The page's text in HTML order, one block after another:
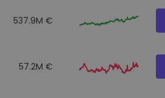
537.9M €
57.2M €